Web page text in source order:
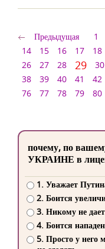
Предыдущая 1
14
15 16 17 18
26
27 28 29 30
38
39 40 41 42
76
77 78 79 80
почему, по
УКРАИНЕ в
1. Уважает
2. Боится
3. Никому не
4. Боится
5. Просто у него